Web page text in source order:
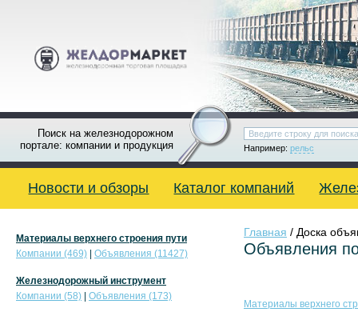
Поиск на железнодорожном
портале: компании и продукция
Например: рельс
Новости и обзоры Каталог компаний
Главная / Доска
Объявления
Материалы верхнего
Материалы верхнего строения пути
Компании (469)
Объявления (11427)
Железнодорожный инструмент
Компании (58)
Объявления (173)